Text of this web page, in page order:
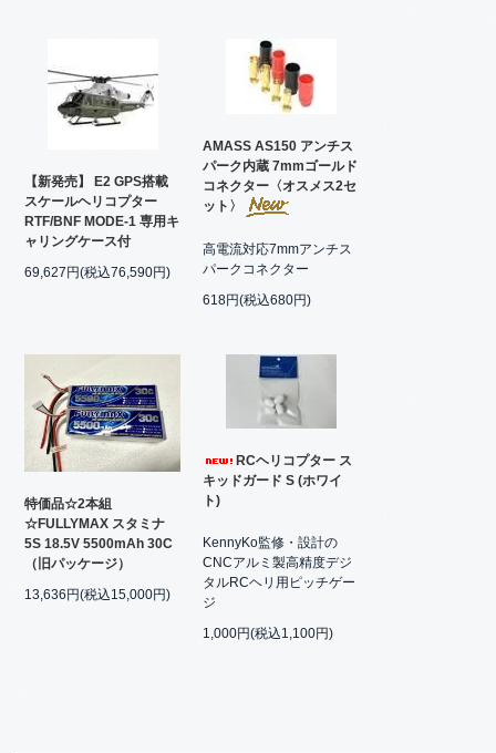
【新発売】 E2 GPS搭載
スケールヘリコプター
RTF/BNF MODE-1 専用キ
ャリングケース付
69,627円(税込76,590円)
AMASS AS150 アンチス
パーク内蔵 7mmゴールド
コネクター〈オスメス2セ
ット〉
高電流対応7mmアンチス
パークコネクター
618円(税込680円)
特価品☆2本組
☆FULLYMAX スタミナ
5S 18.5V 5500mAh 30C
（旧パッケージ）
13,636円(税込15,000円)
RCヘリコプター ス
キッドガード S (ホワイ
ト)
KennyKo監修・設計の
CNCアルミ製高精度デジ
タルRCヘリ用ピッチゲー
ジ
1,000円(税込1,100円)